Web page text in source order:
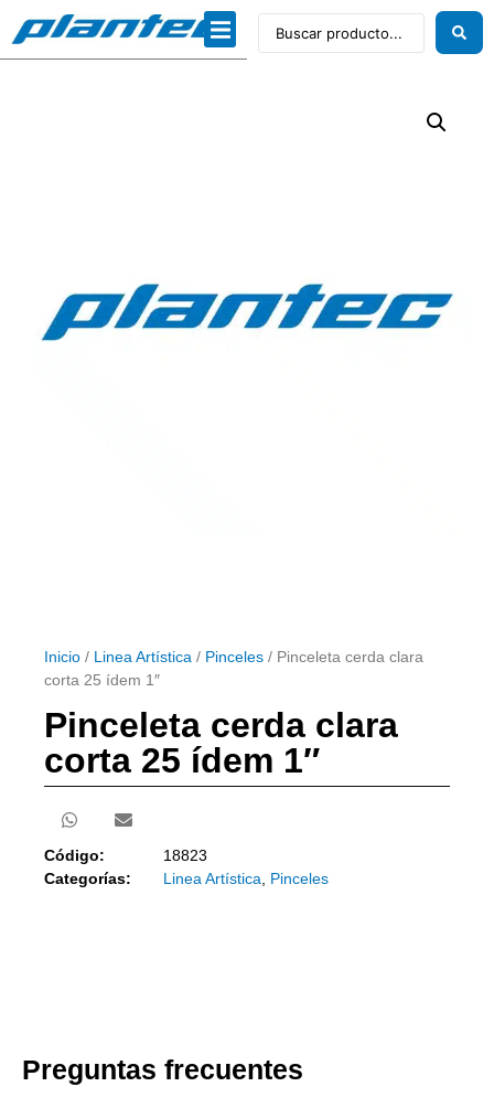
Inicio / Linea Artística / Pinceles / Pinceleta cerda clara
corta 25 ídem 1″
Pinceleta cerda clara
corta 25 ídem 1″
Código:
18823
Categorías:
Linea Artística Pinceles
Preguntas frecuentes